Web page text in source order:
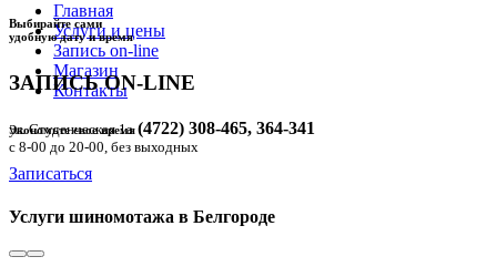
Главная
Услуги и цены
Запись on-line
Магазин
Контакты
ул. Студенческая 1а (4722) 308-465, 364-341
c 8-00 до 20-00, без выходных
Выбирайте сами
удобную дату и время
ЗАПИСЬ ON-LINE
Экономьте свое время
Записаться
Услуги шиномотажа в Белгороде